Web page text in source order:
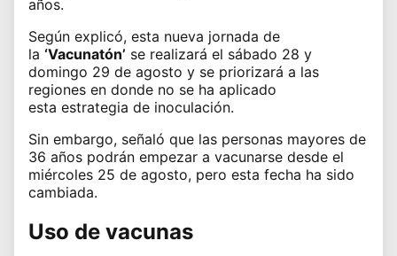
años.
Según explicó, esta nueva jornada de
la ‘Vacunatón’ se realizará el sábado 28 y
domingo 29 de agosto y se priorizará a las
regiones en donde no se ha aplicado
esta estrategia de inoculación.
Sin embargo, señaló que las personas mayores de
36 años podrán empezar a vacunarse desde el
miércoles 25 de agosto, pero esta fecha ha sido
cambiada.
Uso de vacunas